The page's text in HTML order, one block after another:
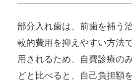
部分入れ歯は、前歯を補う
較的費用を抑えやすい方法
用されるため、自費診療の
どと比べると、自己負担額